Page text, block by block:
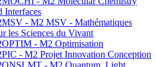
Interfaces
- M2 MSV - Mathématiques
les Sciences du Vivant
- M2 Optimisation
- M2 Projet Innovation Conception
- M2 Quantum, Light,